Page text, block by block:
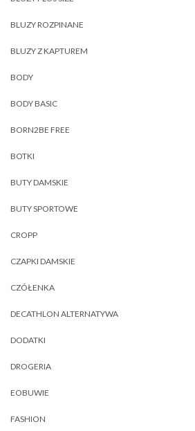
BLUZY ROZPINANE
BLUZY Z KAPTUREM
BODY
BODY BASIC
BORN2BE FREE
BOTKI
BUTY DAMSKIE
BUTY SPORTOWE
CROPP
CZAPKI DAMSKIE
CZÓŁENKA
DECATHLON ALTERNATYWA
DODATKI
DROGERIA
EOBUWIE
FASHION